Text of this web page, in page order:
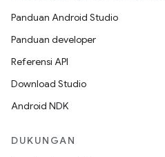
Panduan Android Studio
Panduan developer
Referensi API
Download Studio
Android NDK
DUKUNGAN